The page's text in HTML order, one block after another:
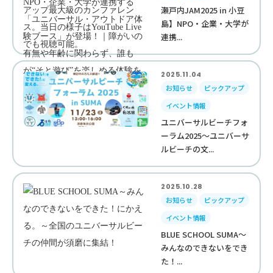
瀬戸内JAM2025 in 小豆
島】NPO・企業・大学が
連携...
2025.11.04
お知らせ
ピックアップ
イベント情報
ユニバーサルビーチフォ
ーラム2025～ユニバーサ
ルビーチの文...
2025.10.28
お知らせ
ピックアップ
イベント情報
BLUE SCHOOL SUMA～
みんなのできないをでき
た！...